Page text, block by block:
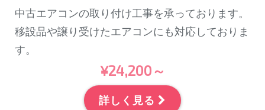
中古エアコンの取り付け工事を承っております。
移設品や譲り受けたエアコンにも対応しておりま
す。
¥24,200～
詳しく見る